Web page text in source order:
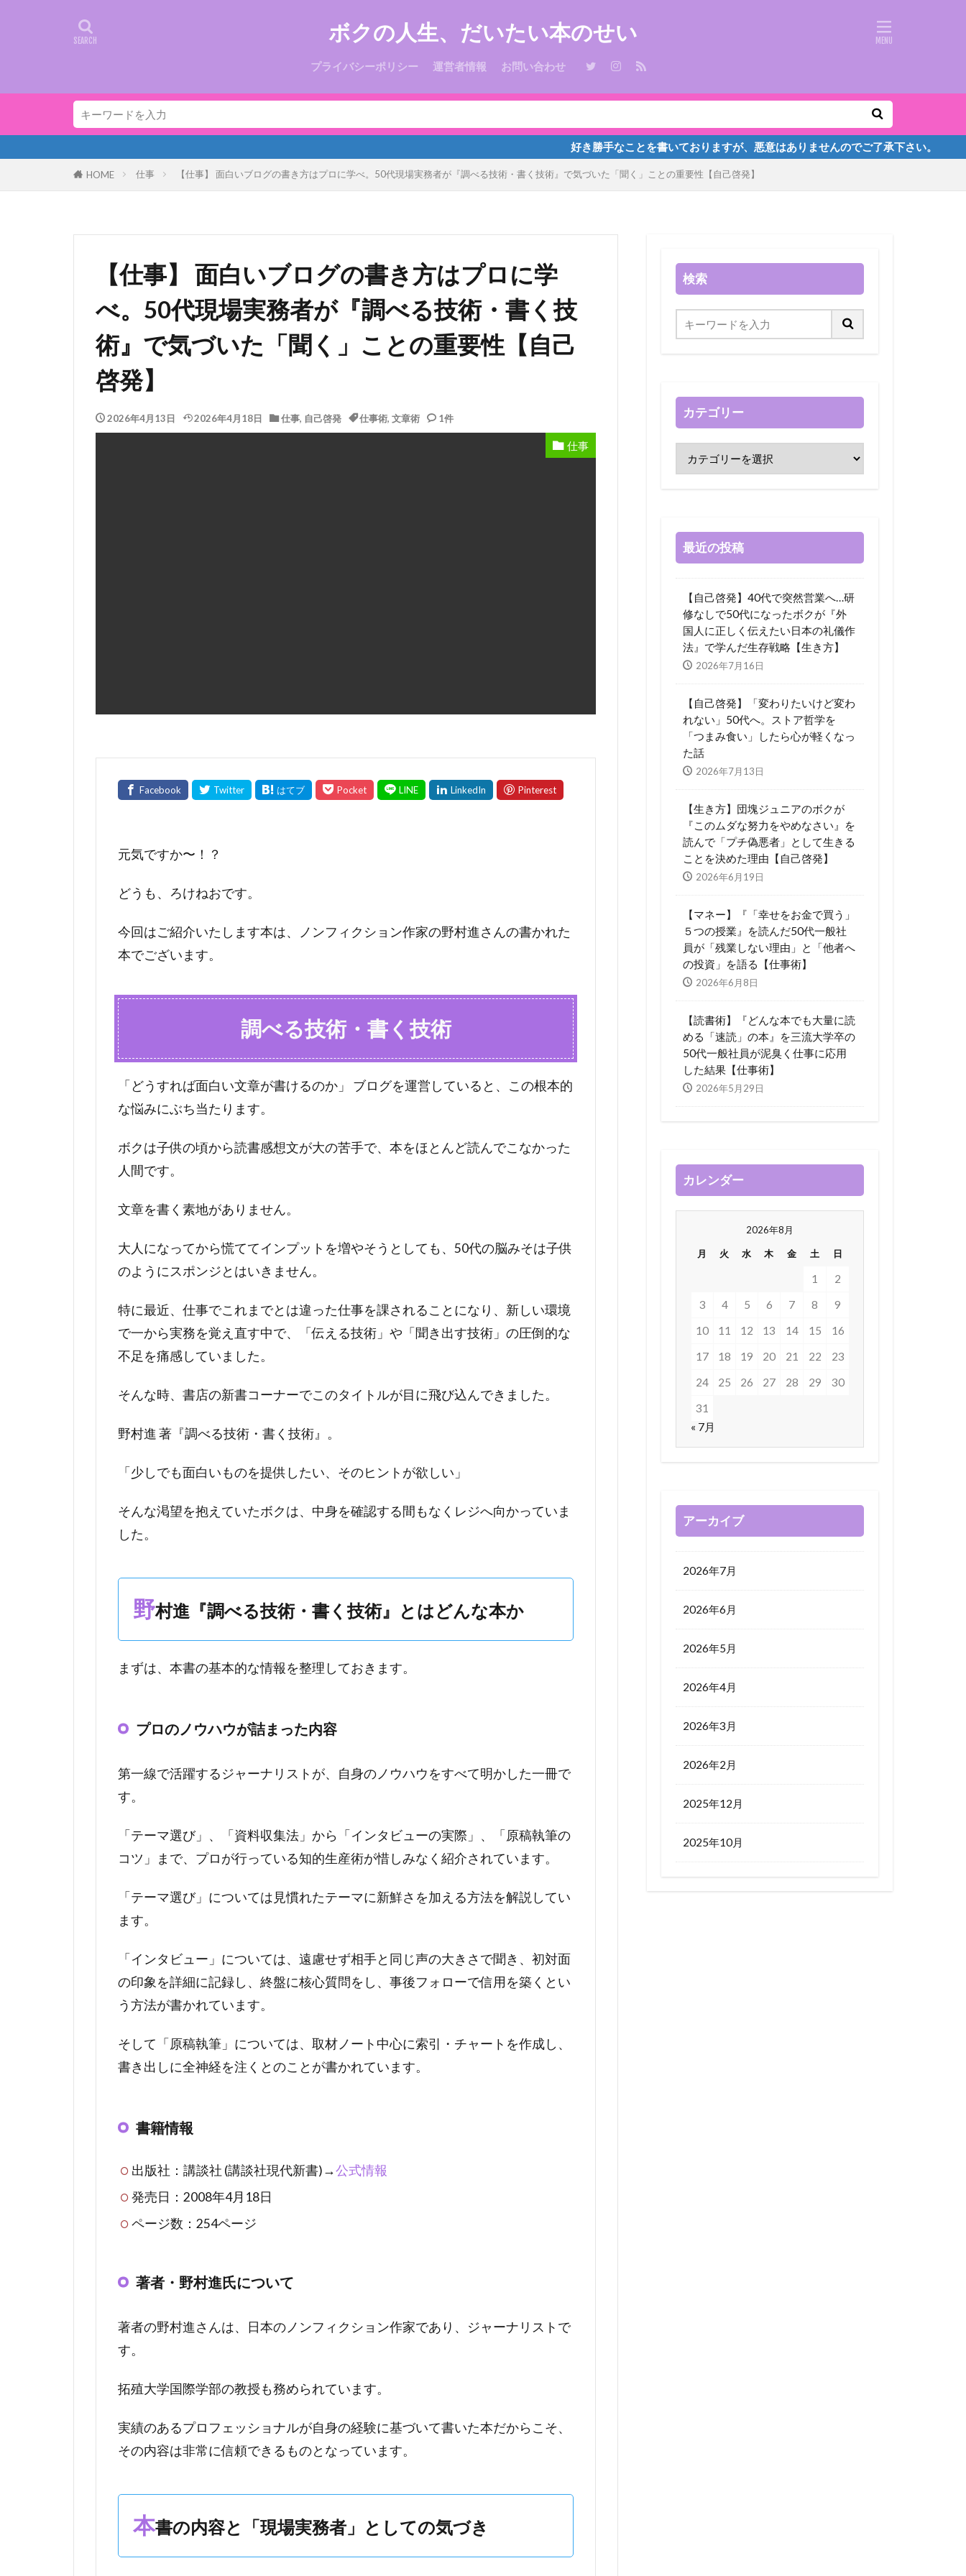
ボクの人生、だいたい本のせい
プライバシーポリシー 運営者情報 お問い合わせ
好き勝手なことを書いておりますが、悪意はありませんのでご了承下さい。
HOME 仕事 【仕事】 面白いブログの書き方はプロに学べ。50代現場実務者が『調べる技術・書く技術』で気づいた「聞く」ことの重要性【自己啓発】
【仕事】 面白いブログの書き方はプロに学
べ。50代現場実務者が『調べる技術・書く技
術』で気づいた「聞く」ことの重要性【自己
啓発】
2026年4月13日 2026年4月18日 仕事, 自己啓発 仕事術, 文章術 1件
仕事
元気ですか〜！？
どうも、ろけねおです。
今回はご紹介いたします本は、ノンフィクション作家の野村進さんの書かれた
本でございます。
調べる技術・書く技術
「どうすれば面白い文章が書けるのか」 ブログを運営していると、この根本的
な悩みにぶち当たります。
ボクは子供の頃から読書感想文が大の苦手で、本をほとんど読んでこなかった
人間です。
文章を書く素地がありません。
大人になってから慌ててインプットを増やそうとしても、50代の脳みそは子供
のようにスポンジとはいきません。
特に最近、仕事でこれまでとは違った仕事を課されることになり、新しい環境
で一から実務を覚え直す中で、「伝える技術」や「聞き出す技術」の圧倒的な
不足を痛感していました。
そんな時、書店の新書コーナーでこのタイトルが目に飛び込んできました。
野村進 著『調べる技術・書く技術』。
「少しでも面白いものを提供したい、そのヒントが欲しい」
そんな渇望を抱えていたボクは、中身を確認する間もなくレジへ向かっていま
した。
野村進『調べる技術・書く技術』とはどんな本か
まずは、本書の基本的な情報を整理しておきます。
プロのノウハウが詰まった内容
第一線で活躍するジャーナリストが、自身のノウハウをすべて明かした一冊で
す。
「テーマ選び」、「資料収集法」から「インタビューの実際」、「原稿執筆の
コツ」まで、プロが行っている知的生産術が惜しみなく紹介されています。
「テーマ選び」については見慣れたテーマに新鮮さを加える方法を解説してい
ます。
「インタビュー」については、遠慮せず相手と同じ声の大きさで聞き、初対面
の印象を詳細に記録し、終盤に核心質問をし、事後フォローで信用を築くとい
う方法が書かれています。
そして「原稿執筆」については、取材ノート中心に索引・チャートを作成し、
書き出しに全神経を注くとのことが書かれています。
書籍情報
出版社：講談社 (講談社現代新書)→公式情報
発売日：2008年4月18日
ページ数：254ページ
著者・野村進氏について
著者の野村進さんは、日本のノンフィクション作家であり、ジャーナリストで
す。
拓殖大学国際学部の教授も務められています。
実績のあるプロフェッショナルが自身の経験に基づいて書いた本だからこそ、
その内容は非常に信頼できるものとなっています。
本書の内容と「現場実務者」としての気づき
検索
カテゴリー
最近の投稿
【自己啓発】40代で突然営業へ…研
修なしで50代になったボクが『外
国人に正しく伝えたい日本の礼儀作
法』で学んだ生存戦略【生き方】
2026年7月16日
【自己啓発】「変わりたいけど変わ
れない」50代へ。ストア哲学を
「つまみ食い」したら心が軽くなっ
た話
2026年7月13日
【生き方】団塊ジュニアのボクが
『このムダな努力をやめなさい』を
読んで「プチ偽悪者」として生きる
ことを決めた理由【自己啓発】
2026年6月19日
【マネー】『「幸せをお金で買う」
５つの授業』を読んだ50代一般社
員が「残業しない理由」と「他者へ
の投資」を語る【仕事術】
2026年6月8日
【読書術】『どんな本でも大量に読
める「速読」の本』を三流大学卒の
50代一般社員が泥臭く仕事に応用
した結果【仕事術】
2026年5月29日
カレンダー
2026年8月
月 火 水 木 金 土 日
1
2
3
4 5 6 7 8
9
10
11 12 13 14 15
16
17
18 19 20 21 22
23
24
25 26 27 28 29
30
31
« 7月
アーカイブ
2026年7月
2026年6月
2026年5月
2026年4月
2026年3月
2026年2月
2025年12月
2025年10月